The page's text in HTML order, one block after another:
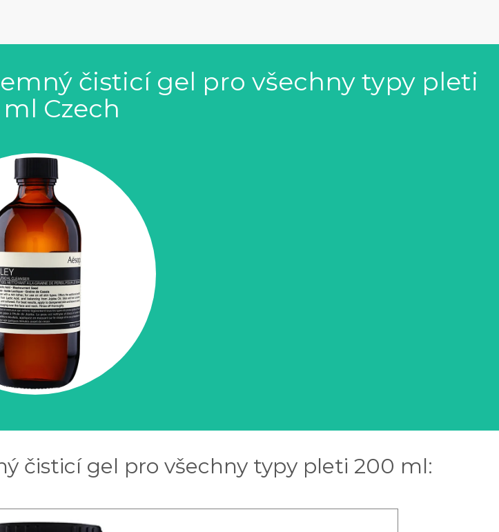
čisticí gel pro všechny typy pleti
Czech
čisticí gel pro všechny typy pleti 200 ml: